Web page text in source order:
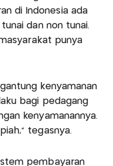
di Indonesia ada
dan non tunai.
punya
kenyamanan
bagi pedagang
kenyamanannya.
tegasnya.
pembayaran